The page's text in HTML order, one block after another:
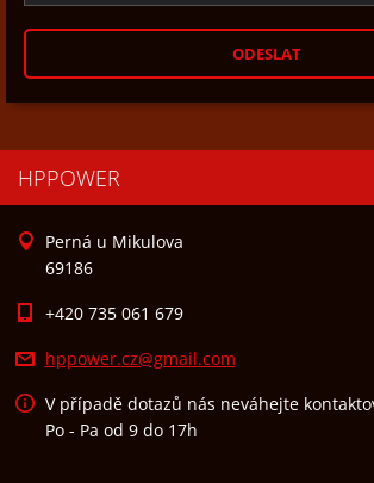
HPPOWER
Perná u Mikulova
69186
+420 735 061 679
hppower.cz@gmail.com
V případě dotazů nás neváhejte
Po - Pa od 9 do 17h